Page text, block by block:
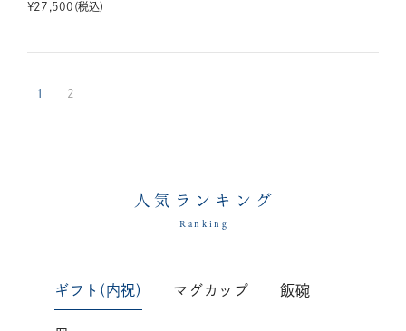
¥27,500 税込
1 2
人気ランキング
Ranking
ギフト(内祝) マグカップ 飯碗